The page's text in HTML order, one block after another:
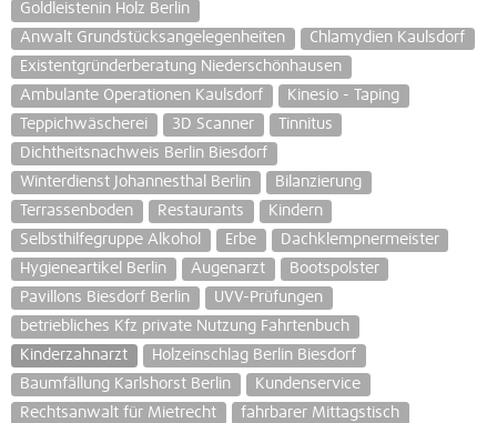
Goldleistenin Holz Berlin
Anwalt Grundstücksangelegenheiten
Chlamydien Kaulsdorf
Existentgründerberatung Niederschönhausen
Ambulante Operationen Kaulsdorf
Kinesio - Taping
Teppichwäscherei
3D Scanner
Tinnitus
Dichtheitsnachweis Berlin Biesdorf
Winterdienst Johannesthal Berlin
Bilanzierung
Terrassenboden
Restaurants
Kindern
Selbsthilfegruppe Alkohol
Erbe
Dachklempnermeister
Hygieneartikel Berlin
Augenarzt
Bootspolster
Pavillons Biesdorf Berlin
UVV-Prüfungen
betriebliches Kfz private Nutzung Fahrtenbuch
Kinderzahnarzt
Holzeinschlag Berlin Biesdorf
Baumfällung Karlshorst Berlin
Kundenservice
Rechtsanwalt für Mietrecht
fahrbarer Mittagstisch